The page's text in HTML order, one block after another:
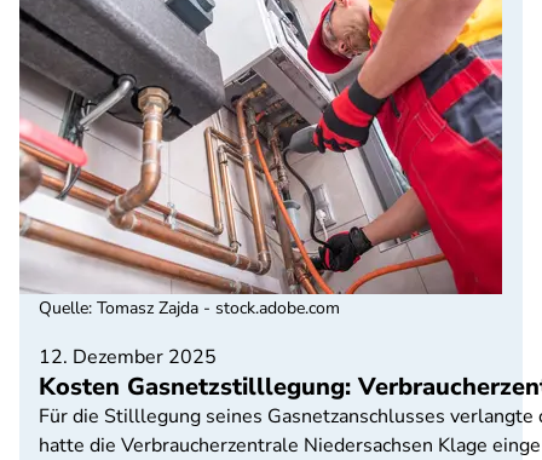
12. Dezember 2025
Kosten Gasnetzstilllegung:
Für die Stilllegung seines Gasnetzanschlusses
hatte die Verbraucherzentrale Niedersachsen Klage
Quelle: Tomasz Zajda - stock.adobe.com